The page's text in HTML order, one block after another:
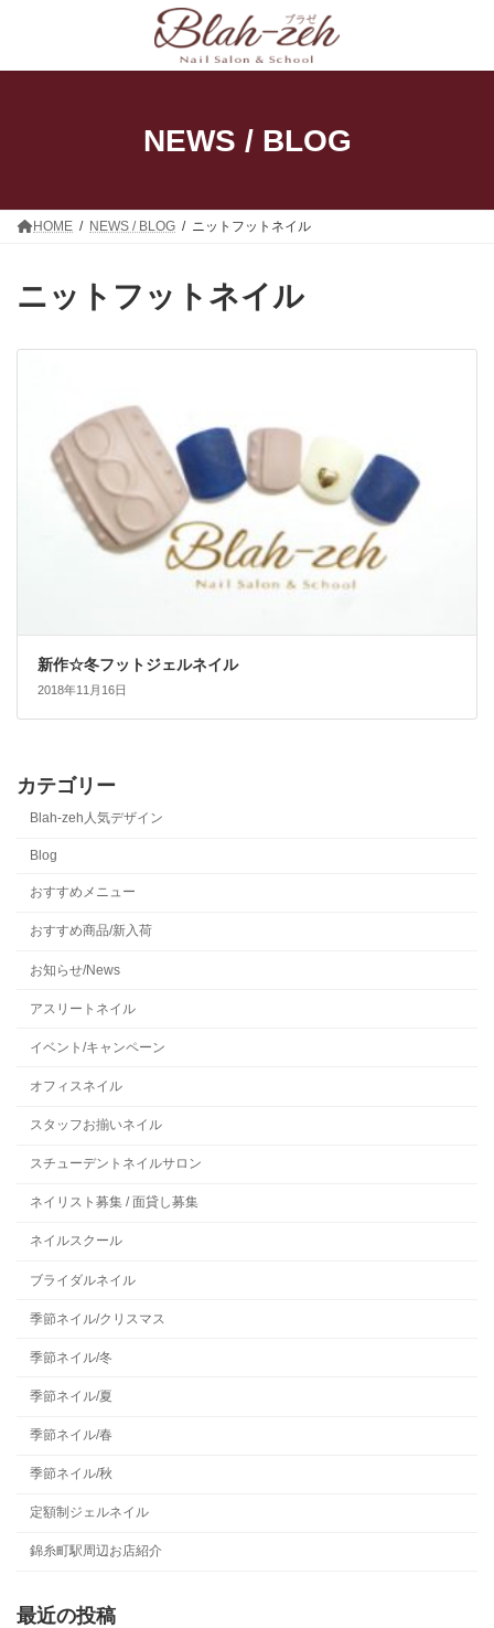
ン
ー
NEWS / BLOG
HOME NEWS / BLOG ニットフットネイル
ニットフットネイル
新作☆冬フットジェルネイル
2018年11月16日
カテゴリー
Blah-zeh人気デザイン
Blog
おすすめメニュー
おすすめ商品/新入荷
お知らせ/News
アスリートネイル
イベント/キャンペーン
オフィスネイル
スタッフお揃いネイル
スチューデントネイルサロン
ネイリスト募集 / 面貸し募集
ネイルスクール
ブライダルネイル
季節ネイル/クリスマス
季節ネイル/冬
季節ネイル/夏
季節ネイル/春
季節ネイル/秋
定額制ジェルネイル
錦糸町駅周辺お店紹介
最近の投稿